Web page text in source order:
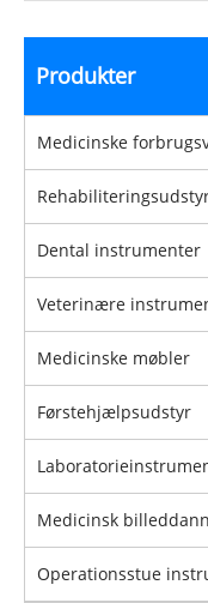
Produkter
Medicinske
Dental instrumenter
Veterinære
Medicinske møbler
Førstehjælpsudstyr
Medicinsk
Operationsstue